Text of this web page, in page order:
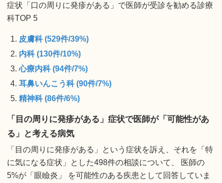
症状「口の周りに発疹がある」で医師が受診を勧める診療
科TOP 5
皮膚科 (529件/39%)
内科 (130件/10%)
心療内科 (94件/7%)
耳鼻いんこう科 (90件/7%)
精神科 (86件/6%)
「目の周りに発疹がある」症状で医師が「可能性があ
る」と考える病気
「目の周りに発疹がある」という症状を訴え、それを「特
に気になる症状」とした498件の相談について、 医師の
5%が「眼瞼炎」 を可能性のある疾患として回答していま